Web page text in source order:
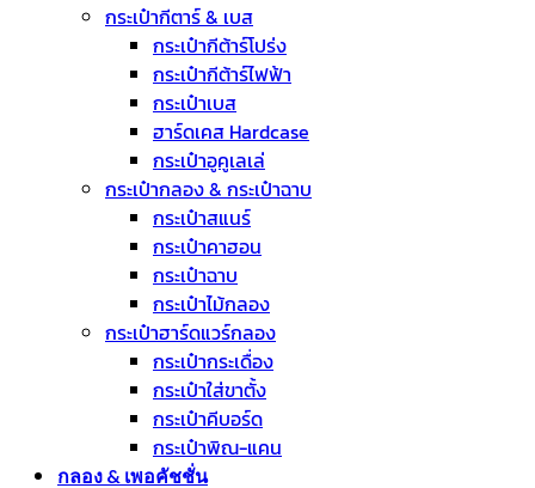
กระเป๋ากีตาร์ & เบส
กระเป๋ากีต้าร์โปร่ง
กระเป๋ากีต้าร์ไฟฟ้า
กระเป๋าเบส
ฮาร์ดเคส Hardcase
กระเป๋าอูคูเลเล่
กระเป๋ากลอง & กระเป๋าฉาบ
กระเป๋าสแนร์
กระเป๋าคาฮอน
กระเป๋าฉาบ
กระเป๋าไม้กลอง
กระเป๋าฮาร์ดแวร์กลอง
กระเป๋ากระเดื่อง
กระเป๋าใส่ขาตั้ง
กระเป๋าคีบอร์ด
กระเป๋าพิณ-แคน
กลอง & เพอคัชชั่น